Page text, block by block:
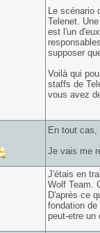
Le scénario
Telenet.
est l'un
supposer
Voilà qui
staffs de
vous avez
En tout cas,
Je vais me
J'étais en
Wolf Team.
D'après ce
fondation
peut-etre un